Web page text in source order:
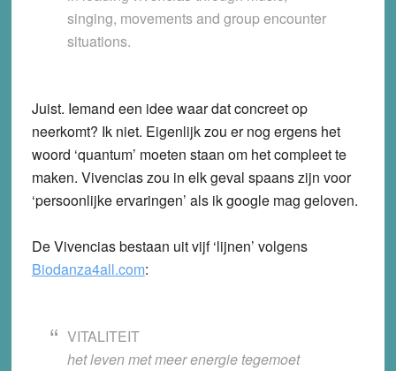
singing, movements and group encounter
situations.
Juist. Iemand een idee waar dat concreet op
neerkomt? Ik niet. Eigenlijk zou er nog ergens het
woord ‘quantum’ moeten staan om het compleet te
maken. Vivencias zou in elk geval spaans zijn voor
‘persoonlijke ervaringen’ als ik google mag geloven.
De Vivencias bestaan uit vijf ‘lijnen’ volgens
Biodanza4all.com:
VITALITEIT
het leven met meer energie tegemoet